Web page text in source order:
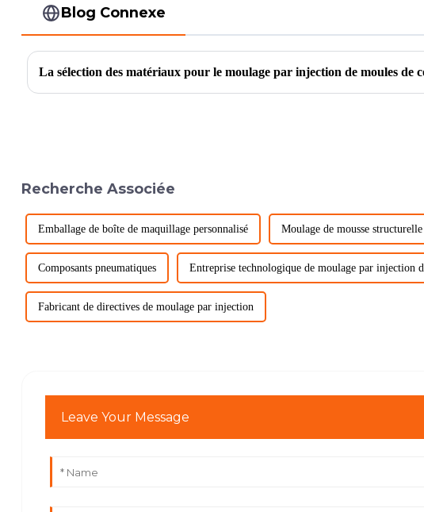
Blog Connexe
La sélection des matériaux pour le moulage par injection de moules de
Recherche Associée
Emballage de boîte de maquillage personnalisé Moulage de mousse
Composants pneumatiques Entreprise technologique de moulage par injection
Fabricant de directives de moulage par injection
Leave Your Message